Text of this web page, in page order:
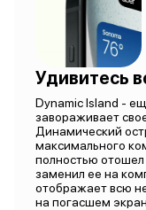
Удивитесь
Dynamic Island -
завораживает
Динамический
максимального
полностью отошел
заменил ее на
отображает всю
на погасшем